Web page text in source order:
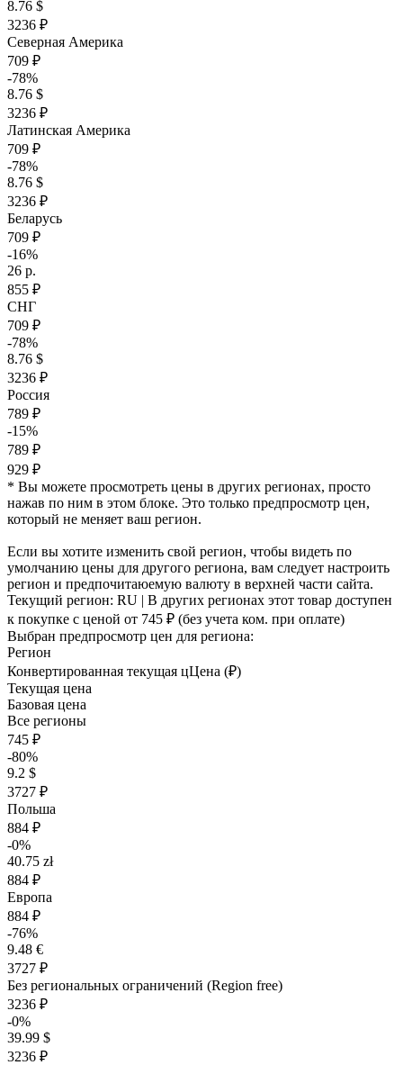
8.76 $
3236 ₽
Северная Америка
709 ₽
-78%
8.76 $
3236 ₽
Латинская Америка
709 ₽
-78%
8.76 $
3236 ₽
Беларусь
709 ₽
-16%
26 р.
855 ₽
СНГ
709 ₽
-78%
8.76 $
3236 ₽
Россия
789 ₽
-15%
789 ₽
929 ₽
* Вы можете просмотреть цены в других регионах, просто
нажав по ним в этом блоке. Это только предпросмотр цен,
который не меняет ваш регион.
Если вы хотите изменить свой регион, чтобы видеть по
умолчанию цены для другого региона, вам следует настроить
регион и предпочитаюемую валюту в верхней части сайта.
Текущий регион: RU | В других регионах этот товар доступен
к покупке с ценой от 745 ₽ (без учета ком. при оплате)
Выбран предпросмотр цен для региона:
Регион
Конвертированная текущая цЦена (₽)
Текущая цена
Базовая цена
Все регионы
745 ₽
-80%
9.2 $
3727 ₽
Польша
884 ₽
-0%
40.75 zł
884 ₽
Европа
884 ₽
-76%
9.48 €
3727 ₽
Без региональных ограничений (Region free)
3236 ₽
-0%
39.99 $
3236 ₽